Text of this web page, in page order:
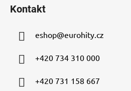
Kontakt
eshop@eurohity.cz
+420 734 310 000
+420 731 158 667